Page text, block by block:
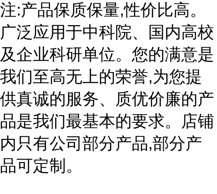
注:产品保质保量,性价比高。
广泛应用于中科院、国内高校
及企业科研单位。您的满意是
我们至高无上的荣誉,为您提
供真诚的服务、质优价廉的产
品是我们最基本的要求。店铺
内只有公司部分产品,部分产
品可定制。